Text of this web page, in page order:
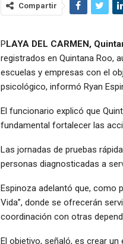
Compartir
PLAYA DEL CARMEN,
registrados en Quintana Roo,
escuelas y empresas con el
psicológico, informó Ryan
El funcionario explicó que
fundamental fortalecer las
Las jornadas de pruebas
personas diagnosticadas a
Espinoza adelantó que, como
Vida”, donde se ofrecerán
coordinación con otras
El objetivo, señaló, es crear